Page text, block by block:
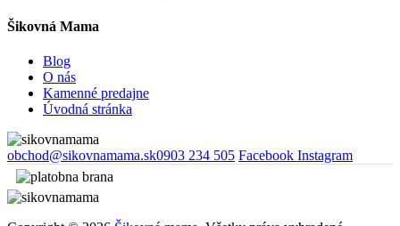
Šikovná Mama
Blog
O nás
Kamenné predajne
Úvodná stránka
obchod@sikovnamama.sk0903 234 505 Facebook Instagram